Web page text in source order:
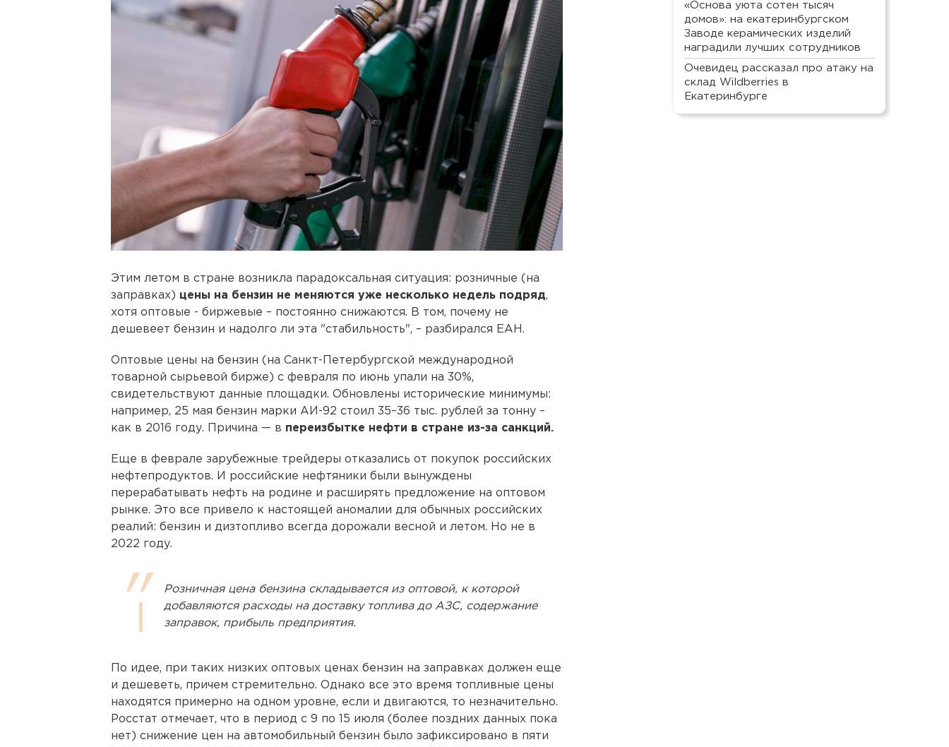
Этим летом в стране возникла парадоксальная ситуация: розничные (на
заправках) цены на бензин не меняются уже несколько недель подряд,
хотя оптовые - биржевые – постоянно снижаются. В том, почему не
дешевеет бензин и надолго ли эта "стабильность", – разбирался ЕАН.
Оптовые цены на бензин (на Санкт-Петербургской международной
товарной сырьевой бирже) с февраля по июнь упали на 30%,
свидетельствуют данные площадки. Обновлены исторические минимумы:
например, 25 мая бензин марки АИ-92 стоил 35–36 тыс. рублей за тонну –
как в 2016 году. Причина — в переизбытке нефти в стране из-за санкций.
Еще в феврале зарубежные трейдеры отказались от покупок российских
нефтепродуктов. И российские нефтяники были вынуждены
перерабатывать нефть на родине и расширять предложение на оптовом
рынке. Это все привело к настоящей аномалии для обычных российских
реалий: бензин и дизтопливо всегда дорожали весной и летом. Но не в
2022 году.
Розничная цена бензина складывается из оптовой, к которой
добавляются расходы на доставку топлива до АЗС, содержание
заправок, прибыль предприятия.
По идее, при таких низких оптовых ценах бензин на заправках должен еще
и дешеветь, причем стремительно. Однако все это время топливные цены
находятся примерно на одном уровне, если и двигаются, то незначительно.
Росстат отмечает, что в период с 9 по 15 июля (более поздних данных пока
нет) снижение цен на автомобильный бензин было зафиксировано в пяти
«Основа уюта сотен тысяч
домов»: на екатеринбургском
Заводе керамических изделий
наградили лучших сотрудников
Очевидец рассказал про атаку на
склад Wildberries в
Екатеринбурге